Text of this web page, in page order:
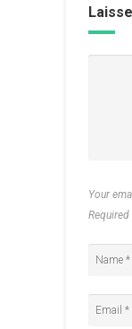
Your